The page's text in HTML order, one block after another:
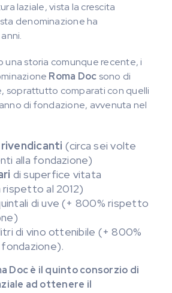
laziale, vista la crescita
denominazione ha
una storia comunque recente, i
Roma Docsono di
soprattutto comparati con quelli
di fondazione, avvenuta nel
(circa sei volte
alla fondazione)
di superfice vitata
al 2012)
di uve (+ 800% rispetto
di vino ottenibile (+ 800%
Doc è il quinto consorzio di
ad ottenere il